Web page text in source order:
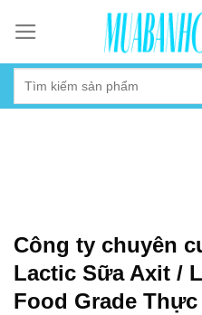
content
Công ty chuyên
Lactic Sữa Axit /
Food Grade